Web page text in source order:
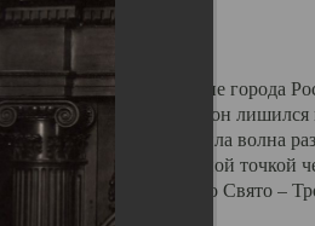
чем другие губернские города
в результате которых он
Архангельску ударила волна
20 –х годов. Отправной точкой
ансамбля кафедрального Свято –